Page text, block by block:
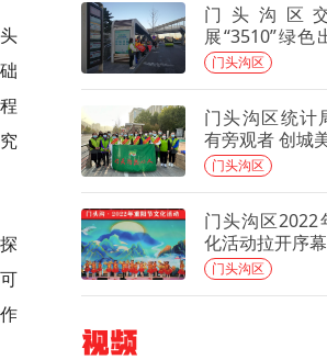
门头沟区
展“3510”绿色
通志愿服务活动
门头沟区
门头沟区统计
有旁观者 创城
门头沟区
门头沟区2022
化活动拉开序幕
门头沟区
视频